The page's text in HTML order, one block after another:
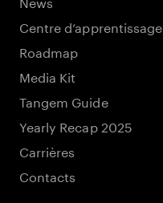
Centre d’apprentissage
Roadmap
Media Kit
Tangem Guide
Yearly Recap 2025
Carrières
Contacts